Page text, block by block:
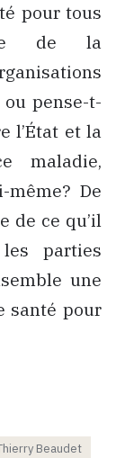
pour tous
de la
pense-t-
l’État et la
maladie,
De
de ce qu’il
parties
une
santé pour
Beaudet